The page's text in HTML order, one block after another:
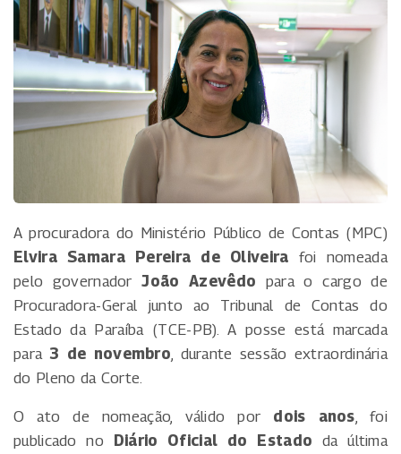
A procuradora do Ministério Público de Contas (MPC)
Elvira Samara Pereira de Oliveira foi nomeada
pelo governadorJoão Azevêdo para o cargo de
Procuradora-Geral junto ao Tribunal de Contas do
Estado da Paraíba (TCE-PB). A posse está marcada
para3 de novembro , durante sessão extraordinária
do Pleno da Corte.
O ato de nomeação, válido por dois anos , foi
publicado no Diário Oficial do Estado da última